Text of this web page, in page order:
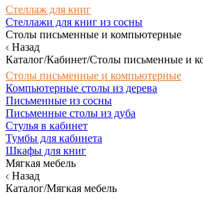
Стеллаж для книг
Стеллажи для книг из сосны
Столы письменные и компьютерные
Назад
Каталог/Кабинет/Столы письменные и
Столы письменные и компьютерные
Компьютерные столы из дерева
Письменные из сосны
Письменные столы из дуба
Стулья в кабинет
Тумбы для кабинета
Шкафы для книг
Мягкая мебель
Назад
Каталог/Мягкая мебель